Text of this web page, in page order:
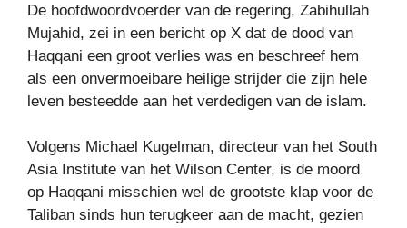
De hoofdwoordvoerder van de regering, Zabihullah
Mujahid, zei in een bericht op X dat de dood van
Haqqani een groot verlies was en beschreef hem
als een onvermoeibare heilige strijder die zijn hele
leven besteedde aan het verdedigen van de islam.
Volgens Michael Kugelman, directeur van het South
Asia Institute van het Wilson Center, is de moord
op Haqqani misschien wel de grootste klap voor de
Taliban sinds hun terugkeer aan de macht, gezien